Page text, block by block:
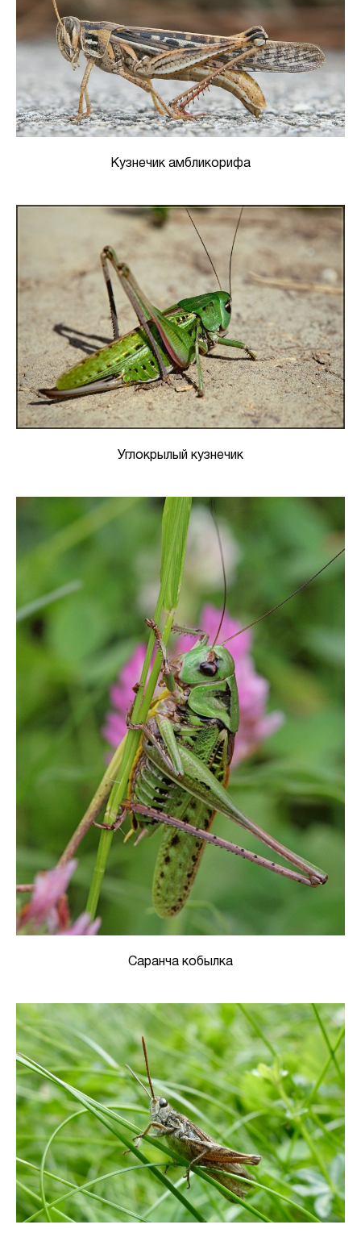
Кузнечик амбликорифа
Углокрылый кузнечик
Саранча кобылка